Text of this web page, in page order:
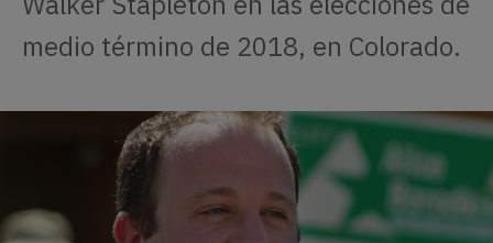
medio término de 2018, en Colorado.